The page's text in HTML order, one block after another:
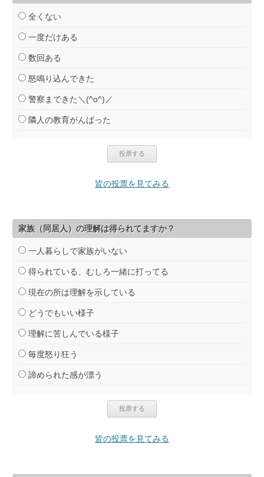
全くない
一度だけある
数回ある
怒鳴り込んできた
警察まできた＼(^o^)／
隣人の教育がんばった
皆の投票を見てみる
家族（同居人）の理解は得られてますか？
一人暮らしで家族がいない
得られている、むしろ一緒に打ってる
現在の所は理解を示している
どうでもいい様子
理解に苦しんでいる様子
毎度怒り狂う
諦められた感が漂う
皆の投票を見てみる